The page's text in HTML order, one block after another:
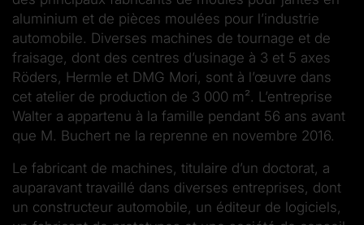
aluminium et de pièces moulées pour l’industrie
automobile. Diverses machines de tournage et de
fraisage, dont des centres d’usinage à 3 et 5 axes
Röders, Hermle et DMG Mori, sont à l’œuvre dans
cet atelier de production de 3 000 m². L’entreprise
Walter a appartenu à la famille pendant 56 ans avant
que M. Buchert ne la reprenne en novembre 2016.
Le fabricant de machines, titulaire d’un doctorat, a
auparavant travaillé dans diverses entreprises, dont
un constructeur automobile, un éditeur de logiciels,